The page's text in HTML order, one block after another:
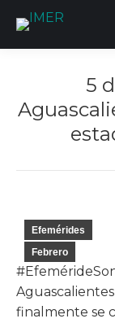
5
Efemérides
Febrero
finalmente se